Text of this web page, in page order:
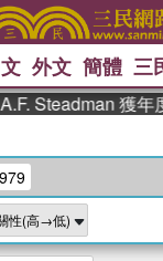
、 The
獎 臺灣漫遊錄
登輝時代
偉大的迷走神
外文 簡體 三
Steadman 獲年